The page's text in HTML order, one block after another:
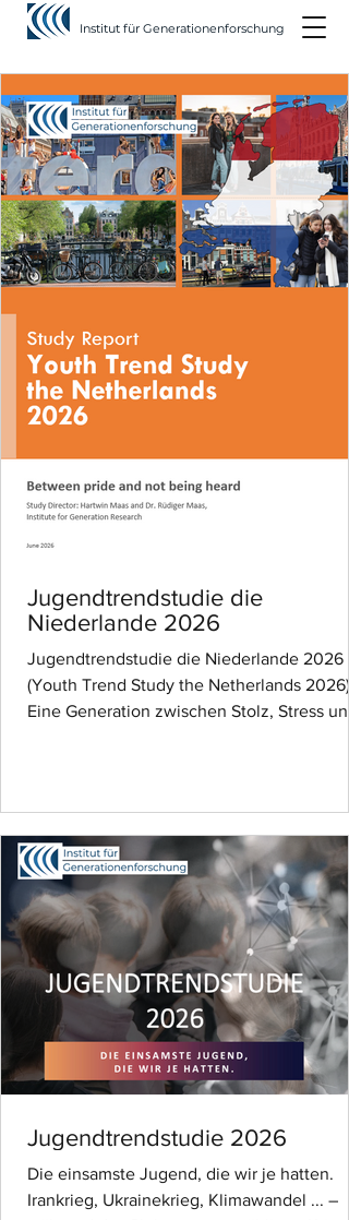
Institut für Generationenforschung
Jugendtrendstudie die
Niederlande 2026
Jugendtrendstudie die Niederlande 2026
(Youth Trend Study the Netherlands 2026):
Eine Generation zwischen Stolz, Stress und
hoffnungslos. Aber sie steht massiv unter
Druck. Die Youth Trend Study The
Netherlands 2026 des Instituts für
Generationenforschung zeigt auf Basis von
1.205 Befragten im Alter von 16 bis 29
Jahren: Junge Menschen wollen
Verantwortun
Jugendtrendstudie 2026
Die einsamste Jugend, die wir je hatten.
Irankrieg, Ukrainekrieg, Klimawandel ... –